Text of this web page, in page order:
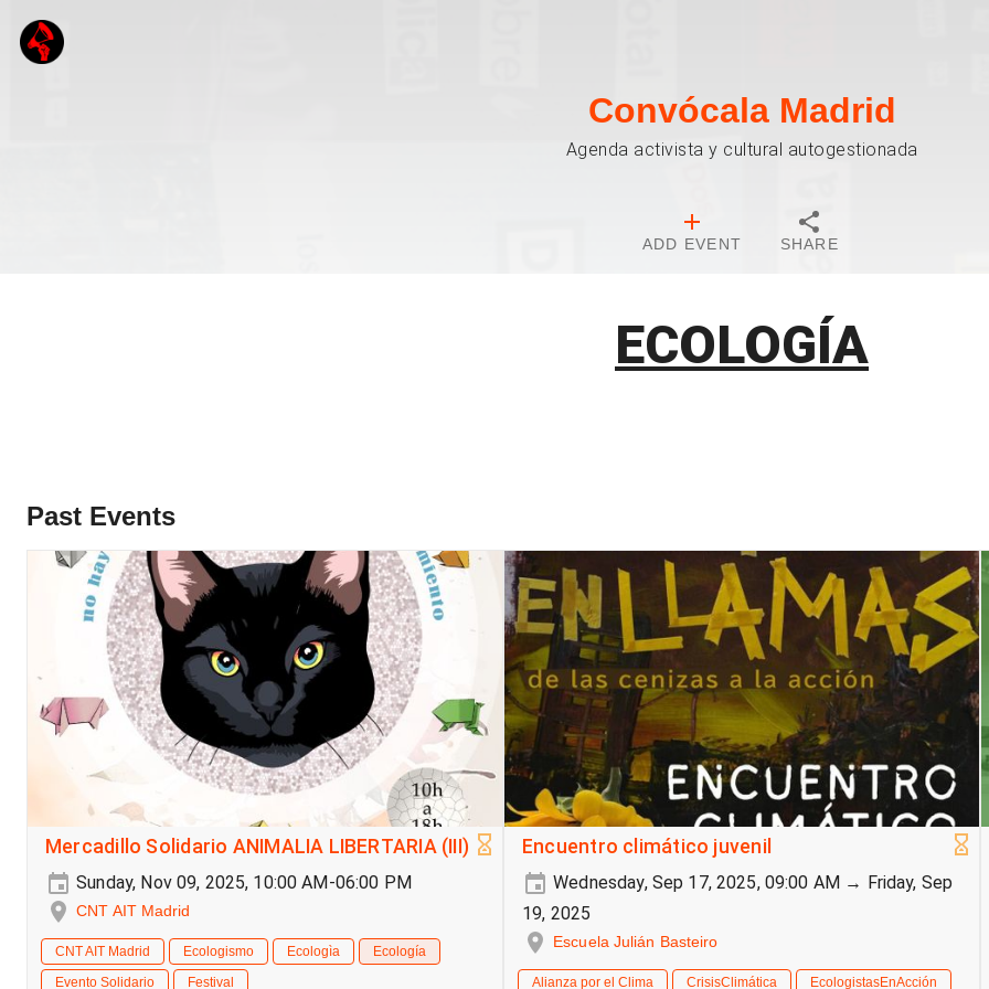
Convócala Madrid
Agenda activista y cultural autogestionada
ADD EVENT SHARE
ECOLOGÍA
Past Events
Mercadillo Solidario ANIMALIA LIBERTARIA (III)
Sunday, Nov 09, 2025, 10:00 AM-06:00 PM
CNT AIT Madrid
CNT AIT Madrid Ecologismo Ecologìa
Ecología
Evento Solidario
Festival
Encuentro climático juvenil
Wednesday, Sep 17, 2025, 09:00 AM → Friday, Sep
19, 2025
Escuela Julián Basteiro
Alianza por el Clima CrisisClimática EcologistasEnAcción